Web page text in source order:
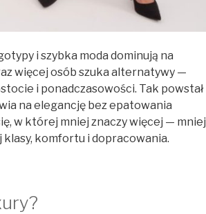
i szybka moda dominują na
więcej osób szuka alternatywy —
i ponadczasowości. Tak powstał
na elegancję bez epatowania
w której mniej znaczy więcej — mniej
komfortu i dopracowania.